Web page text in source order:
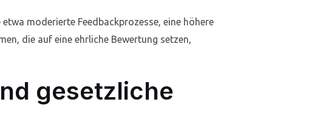
moderierte Feedbackprozesse, eine höhere
die auf eine ehrliche Bewertung setzen,
gesetzliche